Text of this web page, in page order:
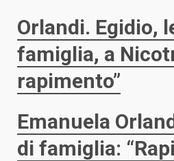
Orlandi. Egidio,
famiglia, a
rapimento”
Emanuela
di famiglia: